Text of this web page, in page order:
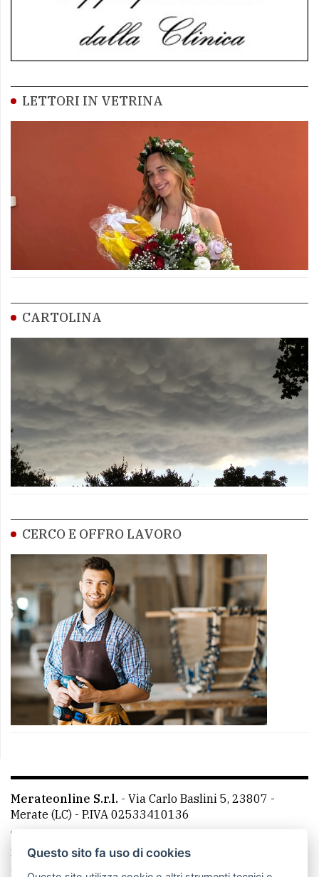
LETTORI IN VETRINA
CARTOLINA
CERCO E OFFRO LAVORO
Merateonline S.r.l. - Via Carlo Baslini 5, 23807 -
Merate (LC) - P.IVA 02533410136
Telefono:
mail: redazione@merateonline.it
Questo sito fa uso di cookies